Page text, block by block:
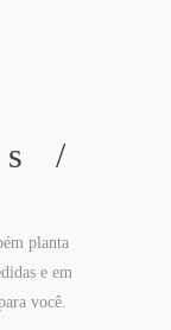
/
planta
e em
você.